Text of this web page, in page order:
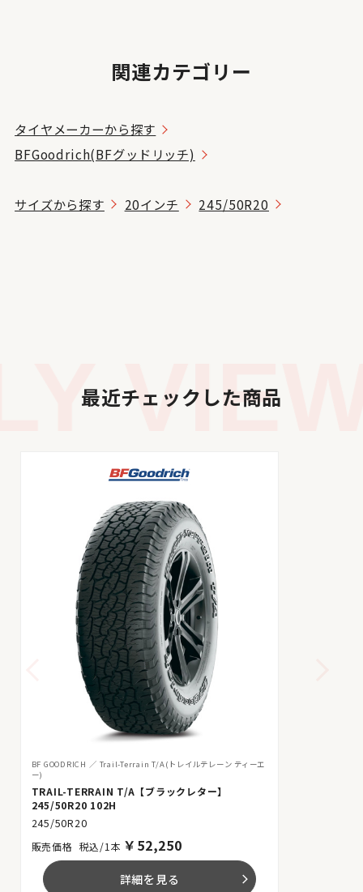
関連カテゴリー
タイヤメーカーから探す
BFGoodrich(BFグッドリッチ)
サイズから探す 20インチ 245/50R20
最近チェックした商品
BF GOODRICH
Trail-Terrain T/A(トレイルテレーン ティーエ
ー)
TRAIL-TERRAIN T/A【ブラックレター】
245/50R20 102H
245/50R20
税込/1本 ￥ 52,250
詳細を見る arrow_forward_ios